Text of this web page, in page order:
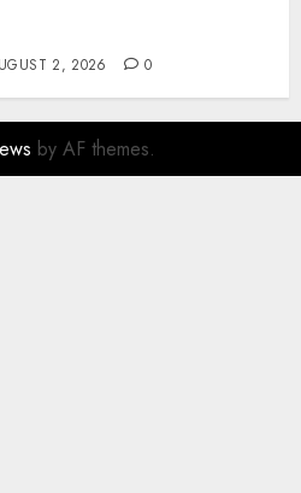
2, 2026 0
by AF themes.